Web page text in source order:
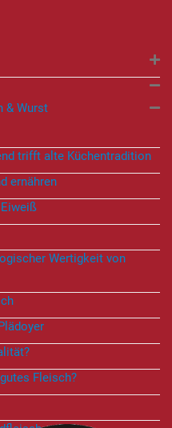
& Wurst
trifft alte Küchentradition
ernähren
Wertigkeit von
Fleisch?